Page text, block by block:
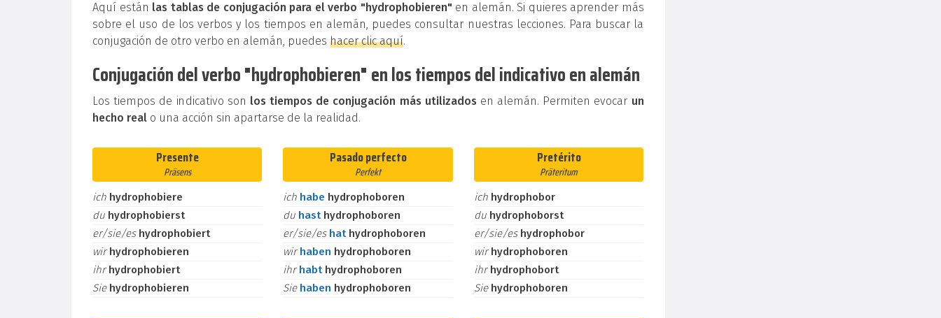
Aquí están las tablas de conjugación para el verbo "hydrophobieren" en alemán. Si quieres aprender más
sobre el uso de los verbos y los tiempos en alemán, puedes consultar nuestras lecciones. Para buscar la
conjugación de otro verbo en alemán, puedes hacer clic aquí.
Conjugación del verbo "hydrophobieren" en los tiempos del indicativo en alemán
Los tiempos de indicativo son los tiempos de conjugación más utilizados en alemán. Permiten evocar un
hecho real o una acción sin apartarse de la realidad.
Presente
Präsens
ich hydrophobiere
du hydrophobierst
er/sie/es hydrophobiert
wirhydrophobieren
ihrhydrophobiert
Sie hydrophobieren
Pasado perfecto
Perfekt
ich habe hydrophoboren
du hast hydrophoboren
er/sie/es hat hydrophoboren
wirhaben hydrophoboren
ihrhabt hydrophoboren
Sie haben hydrophoboren
Pretérito
Präteritum
ich hydrophobor
du hydrophoborst
er/sie/es hydrophobor
wirhydrophoboren
ihrhydrophobort
Sie hydrophoboren